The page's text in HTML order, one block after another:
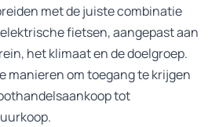
met de juiste combinatie
fietsen, aangepast aan
het klimaat en de doelgroep.
manieren om toegang te krijgen
tot